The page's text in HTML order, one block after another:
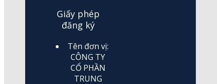
Giấy phép
đăng ký
Tên đơn vị:
CÔNG TY
CỔ PHẦN
TRUNG